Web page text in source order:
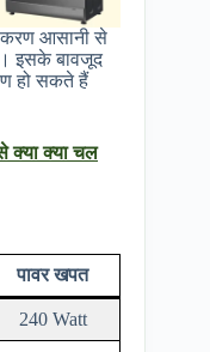
आसानी से
इसके बावजूद
हो सकते हैं
क्या क्या चल
पावर खपत
240 Watt